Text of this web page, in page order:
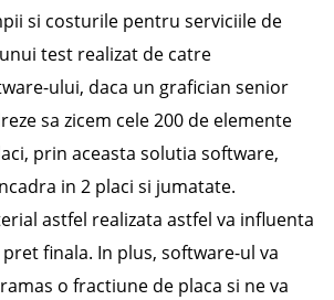
si costurile pentru serviciile de
test realizat de catre
ului, daca un grafician senior
sa zicem cele 200 de elemente
prin aceasta solutia software,
in 2 placi si jumatate.
astfel realizata astfel va influenta
finala. In plus, software-ul va
o fractiune de placa si ne va